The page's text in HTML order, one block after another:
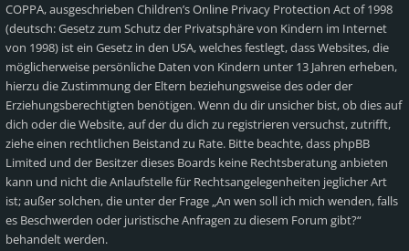
COPPA, ausgeschrieben Children’s Online Privacy Protection Act of 1998
(deutsch: Gesetz zum Schutz der Privatsphäre von Kindern im Internet
von 1998) ist ein Gesetz in den USA, welches festlegt, dass Websites, die
möglicherweise persönliche Daten von Kindern unter 13 Jahren erheben,
hierzu die Zustimmung der Eltern beziehungsweise des oder der
Erziehungsberechtigten benötigen. Wenn du dir unsicher bist, ob dies auf
dich oder die Website, auf der du dich zu registrieren versuchst, zutrifft,
ziehe einen rechtlichen Beistand zu Rate. Bitte beachte, dass phpBB
Limited und der Besitzer dieses Boards keine Rechtsberatung anbieten
kann und nicht die Anlaufstelle für Rechtsangelegenheiten jeglicher Art
ist; außer solchen, die unter der Frage „An wen soll ich mich wenden, falls
es Beschwerden oder juristische Anfragen zu diesem Forum gibt?“
behandelt werden.